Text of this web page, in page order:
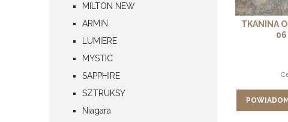
MILTON NEW
ARMIN
LUMIERE
MYSTIC
SAPPHIRE
SZTRUKSY
Niagara
TKANINA
06